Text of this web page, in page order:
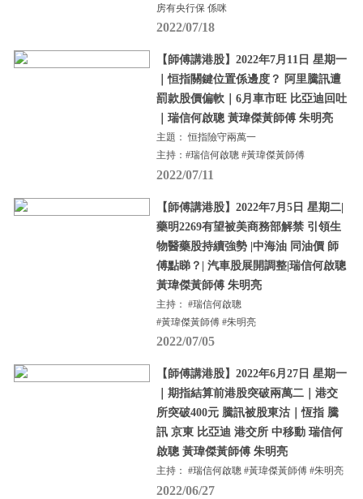
房有央行保 係咪
2022/07/18
【師傅講港股】2022年7月11日 星期一
｜恒指關鍵位置係邊度？ 阿里騰訊遭
罰款股價偏軟｜6月車市旺 比亞迪回吐
｜瑞信何啟聰 黃瑋傑黃師傅 朱明亮
主題： 恒指險守兩萬一
主持：#瑞信何啟聰 #黃瑋傑黃師傅
2022/07/11
【師傅講港股】2022年7月5日 星期二|
藥明2269有望被美商務部解禁 引領生
物醫藥股持續強勢 |中海油 同油價 師
傅點睇？| 汽車股展開調整|瑞信何啟聰
黃瑋傑黃師傅 朱明亮
主持： #瑞信何啟聰
#黃瑋傑黃師傅 #朱明亮
2022/07/05
【師傅講港股】2022年6月27日 星期一
｜期指結算前港股突破兩萬二｜港交
所突破400元 騰訊被股東沽｜恆指 騰
訊 京東 比亞迪 港交所 中移動 瑞信何
啟聰 黃瑋傑黃師傅 朱明亮
主持： #瑞信何啟聰 #黃瑋傑黃師傅 #朱明亮
2022/06/27